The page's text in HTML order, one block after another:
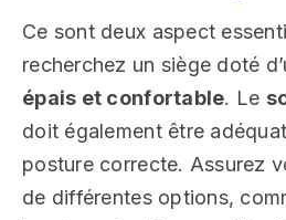
Ce sont deux aspect
recherchez un siège doté
épais et confortable. Le
doit également être
posture correcte. Assurez
de différentes options,